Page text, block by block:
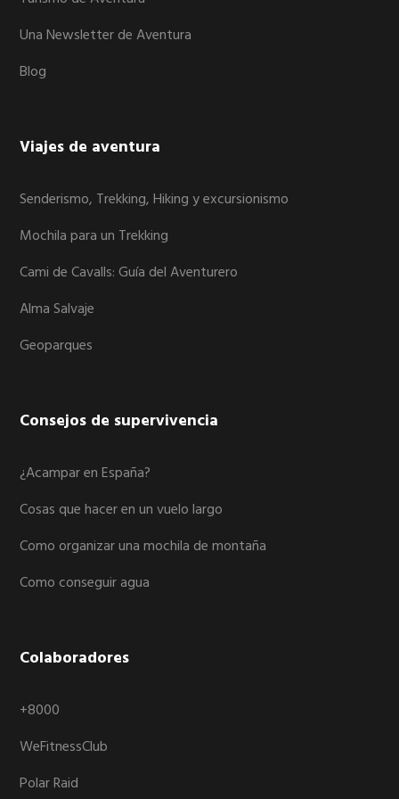
Una Newsletter de Aventura
Blog
Viajes de aventura
Senderismo, Trekking, Hiking y excursionismo
Mochila para un Trekking
Cami de Cavalls: Guía del Aventurero
Alma Salvaje
Geoparques
Consejos de supervivencia
¿Acampar en España?
Cosas que hacer en un vuelo largo
Como organizar una mochila de montaña
Como conseguir agua
Colaboradores
+8000
WeFitnessClub
Polar Raid